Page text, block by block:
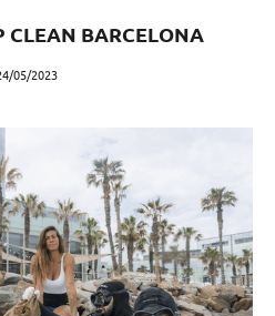
CLEAN BARCELONA
05/2023